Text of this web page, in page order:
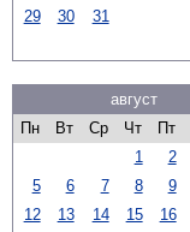
29
30 31
август
Пн
Вт Ср Чт Пт
1
2
5
6 7 8 9
12
13 14 15 16